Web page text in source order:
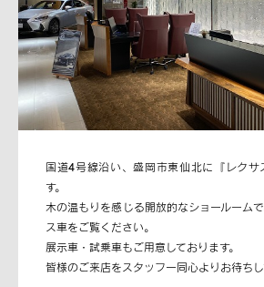
国道4号線沿い、盛岡市東仙北に『レクサ
す。
木の温もりを感じる開放的なショールーム
ス車をご覧ください。
展示車・試乗車もご用意しております。
皆様のご来店をスタッフ一同心よりお待ちし